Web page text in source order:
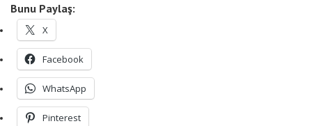
Bunu Paylaş:
X
Facebook
WhatsApp
Pinterest